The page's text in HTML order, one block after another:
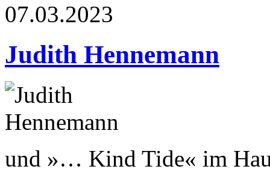
07.03.2023
Judith Hennemann
und »… Kind Tide« im